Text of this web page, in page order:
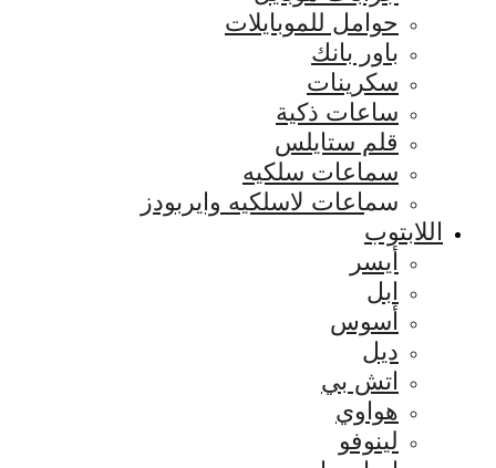
حوامل للموبايلات
باور بانك
سكرينات
ساعات ذكية
قلم ستايلس
سماعات سلكيه
سماعات لاسلكيه وايربودز
اللابتوب
أيسر
ابل
أسوس
ديل
اتش بي
هواوي
لينوفو